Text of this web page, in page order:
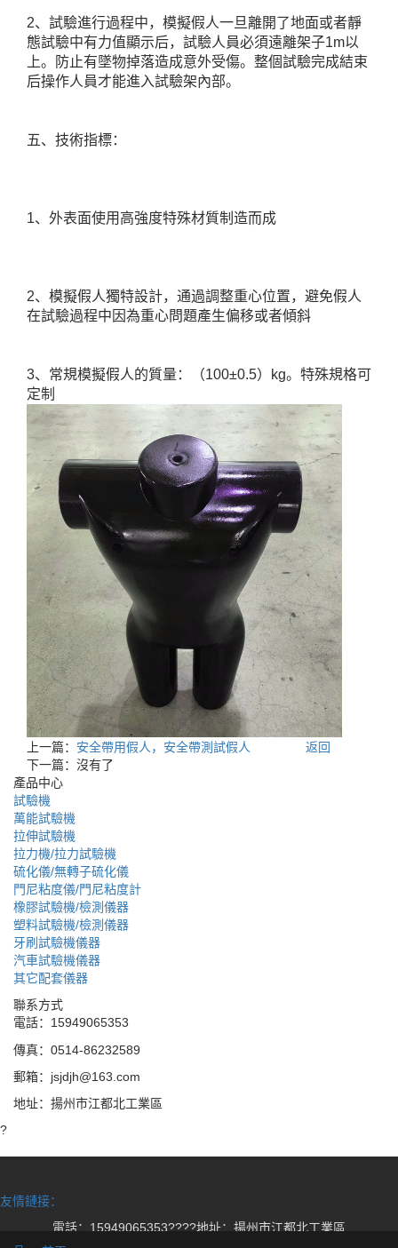
2、試驗進行過程中，模擬假人一旦離開了地面或者靜
態試驗中有力值顯示后，試驗人員必須遠離架子1m以
上。防止有墜物掉落造成意外受傷。整個試驗完成結束
后操作人員才能進入試驗架內部。
五、技術指標：
1、外表面使用高強度特殊材質制造而成
2、模擬假人獨特設計，通過調整重心位置，避免假人
在試驗過程中因為重心問題產生偏移或者傾斜
3、常規模擬假人的質量：（100±0.5）kg。特殊規格可
定制
上一篇： 安全帶用假人，安全帶測試假人
下一篇：沒有了
返回
產品中心
試驗機
萬能試驗機
拉伸試驗機
拉力機/拉力試驗機
硫化儀/無轉子硫化儀
門尼粘度儀/門尼粘度計
橡膠試驗機/檢測儀器
塑料試驗機/檢測儀器
牙刷試驗機儀器
汽車試驗機儀器
其它配套儀器
聯系方式
電話：15949065353
傳真：0514-86232589
郵箱：jsjdjh@163.com
地址：揚州市江都北工業區
?
友情鏈接：
電話：15949065353????地址：揚州市江都北工業區